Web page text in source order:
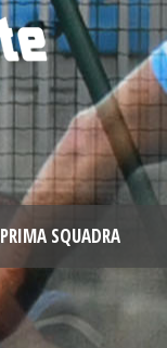
PRIMA SQUADRA